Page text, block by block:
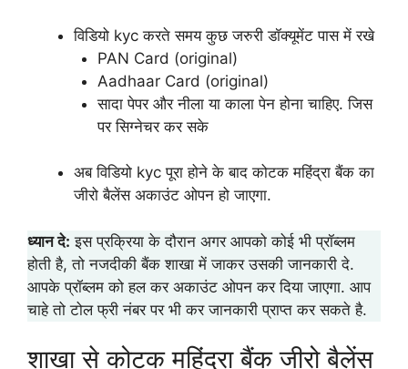
विडियो kyc करते समय कुछ जरुरी डॉक्यूमेंट पास में रखे
PAN Card (original)
Aadhaar Card (original)
सादा पेपर और नीला या काला पेन होना चाहिए. जिस
पर सिग्नेचर कर सके
अब विडियो kyc पूरा होने के बाद कोटक महिंद्रा बैंक का
जीरो बैलेंस अकाउंट ओपन हो जाएगा.
ध्यान दे: इस प्रक्रिया के दौरान अगर आपको कोई भी प्रॉब्लम
होती है, तो नजदीकी बैंक शाखा में जाकर उसकी जानकारी दे.
आपके प्रॉब्लम को हल कर अकाउंट ओपन कर दिया जाएगा. आप
चाहे तो टोल फ्री नंबर पर भी कर जानकारी प्राप्त कर सकते है.
शाखा से कोटक महिंद्रा बैंक जीरो बैलेंस